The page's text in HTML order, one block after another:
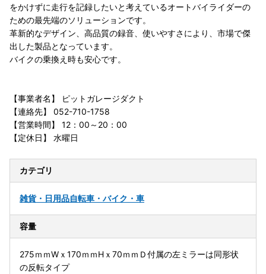
をかけずに走行を記録したいと考えているオートバイライダーの
ための最先端のソリューションです。
革新的なデザイン、高品質の録音、使いやすさにより、市場で傑
出した製品となっています。
バイクの乗換え時も安心です。
【事業者名】 ピットガレージダクト
【連絡先】 052-710-1758
【営業時間】 12：00～20：00
【定休日】 水曜日
カテゴリ
雑貨・日用品自転車・バイク・車
容量
275ｍｍWｘ170ｍｍHｘ70ｍｍＤ付属の左ミラーは同形状
の反転タイプ